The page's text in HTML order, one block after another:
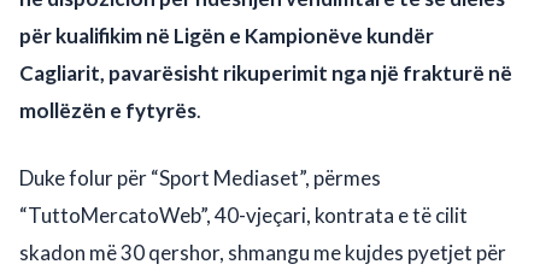
për kualifikim në Ligën e Kampionëve kundër
Cagliarit, pavarësisht rikuperimit nga një frakturë në
mollëzën e fytyrës.
Duke folur për “Sport Mediaset”, përmes
“TuttoMercatoWeb”, 40-vjeçari, kontrata e të cilit
skadon më 30 qershor, shmangu me kujdes pyetjet për